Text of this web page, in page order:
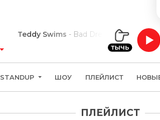
Teddy Swims Bad Dreams
STANDUP ШОУ ПЛЕЙЛИСТ
ПЛЕЙЛИСТ